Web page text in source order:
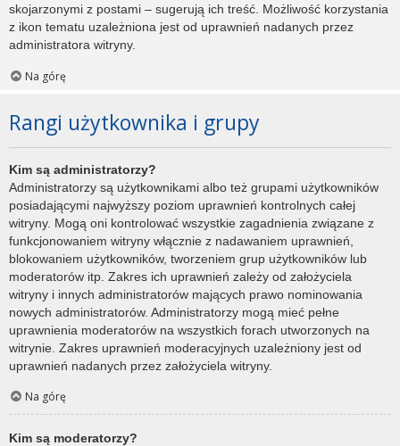
skojarzonymi z postami – sugerują ich treść. Możliwość korzystania
z ikon tematu uzależniona jest od uprawnień nadanych przez
administratora witryny.
Na górę
Rangi użytkownika i grupy
Kim są administratorzy?
Administratorzy są użytkownikami albo też grupami użytkowników
posiadającymi najwyższy poziom uprawnień kontrolnych całej
witryny. Mogą oni kontrolować wszystkie zagadnienia związane z
funkcjonowaniem witryny włącznie z nadawaniem uprawnień,
blokowaniem użytkowników, tworzeniem grup użytkowników lub
moderatorów itp. Zakres ich uprawnień zależy od założyciela
witryny i innych administratorów mających prawo nominowania
nowych administratorów. Administratorzy mogą mieć pełne
uprawnienia moderatorów na wszystkich forach utworzonych na
witrynie. Zakres uprawnień moderacyjnych uzależniony jest od
uprawnień nadanych przez założyciela witryny.
Na górę
Kim są moderatorzy?